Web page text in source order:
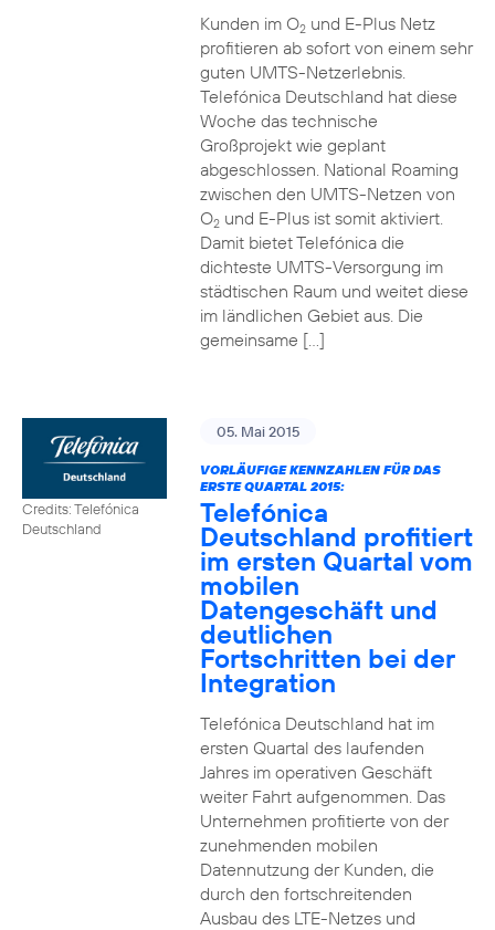
Kunden im O2und E-Plus Netz
profitieren ab sofort von einem sehr
guten UMTS-Netzerlebnis.
Telefónica Deutschland hat diese
Woche das technische
Großprojekt wie geplant
abgeschlossen. National Roaming
zwischen den UMTS-Netzen von
O2und E-Plus ist somit aktiviert.
Damit bietet Telefónica die
dichteste UMTS-Versorgung im
städtischen Raum und weitet diese
im ländlichen Gebiet aus. Die
gemeinsame […]
Credits: Telefónica
Deutschland
05. Mai 2015
VORLÄUFIGE KENNZAHLEN FÜR DAS
ERSTE QUARTAL 2015:
Telefónica
Deutschland profitiert
im ersten Quartal vom
mobilen
Datengeschäft und
deutlichen
Fortschritten bei der
Integration
Telefónica Deutschland hat im
ersten Quartal des laufenden
Jahres im operativen Geschäft
weiter Fahrt aufgenommen. Das
Unternehmen profitierte von der
zunehmenden mobilen
Datennutzung der Kunden, die
durch den fortschreitenden
Ausbau des LTE-Netzes und